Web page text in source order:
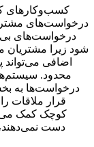
کسب‌وکارهای
درخواست‌های
درخواست‌های
شود زیرا مشتریان
اضافی می‌تواند
درخواست‌ها به
قرار ملاقات
کوچک کمک